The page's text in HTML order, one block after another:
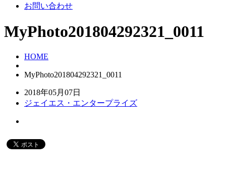
お問い合わせ
MyPhoto201804292321_0011
HOME
MyPhoto201804292321_0011
2018年05月07日
ジェイエス・エンタープライズ